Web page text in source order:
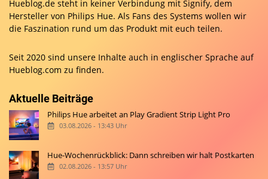
Hueblog.de steht in keiner Verbindung mit Signify, dem
Hersteller von Philips Hue. Als Fans des Systems wollen wir
die Faszination rund um das Produkt mit euch teilen.
Seit 2020 sind unsere Inhalte auch in englischer Sprache auf
Hueblog.com zu finden.
Aktuelle Beiträge
Philips Hue arbeitet an Play Gradient Strip Light Pro
03.08.2026 - 13:43 Uhr
Hue-Wochenrückblick: Dann schreiben wir halt Postkarten
02.08.2026 - 13:57 Uhr